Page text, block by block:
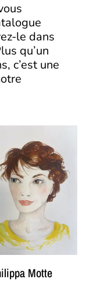
le dans
qu’un
c’est une
Motte